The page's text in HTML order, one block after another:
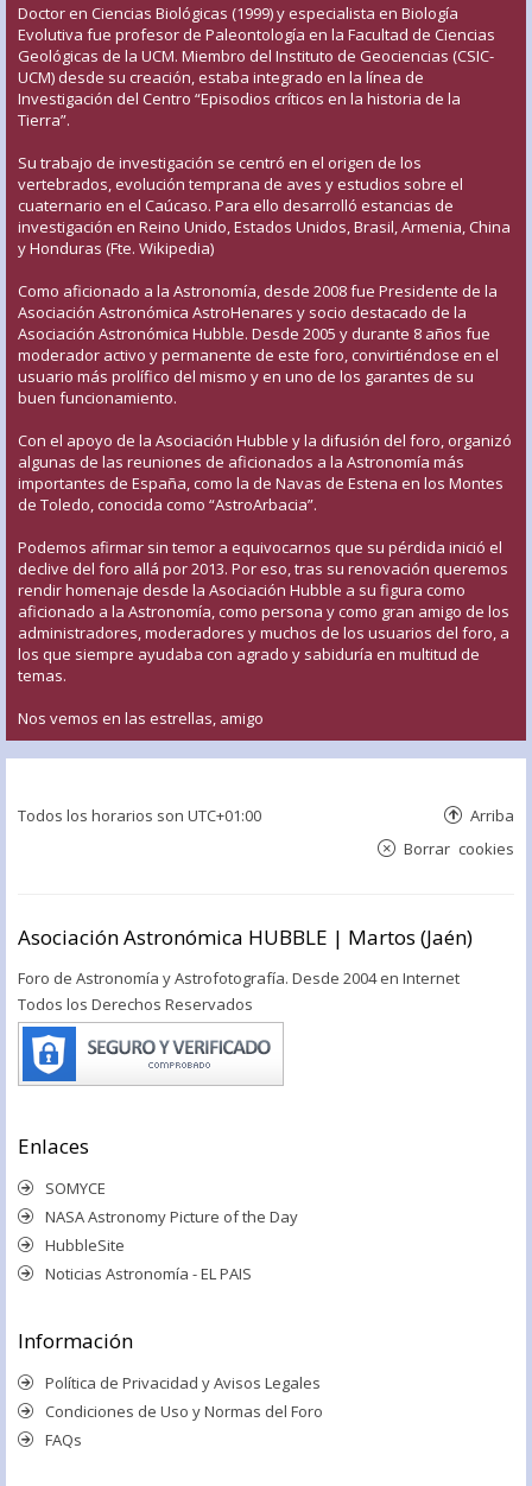
Doctor en Ciencias Biológicas (1999) y especialista en Biología
Evolutiva fue profesor de Paleontología en la Facultad de Ciencias
Geológicas de la UCM. Miembro del Instituto de Geociencias (CSIC-
UCM) desde su creación, estaba integrado en la línea de
Investigación del Centro “Episodios críticos en la historia de la
Tierra”.
Su trabajo de investigación se centró en el origen de los
vertebrados, evolución temprana de aves y estudios sobre el
cuaternario en el Caúcaso. Para ello desarrolló estancias de
investigación en Reino Unido, Estados Unidos, Brasil, Armenia, China
y Honduras (Fte. Wikipedia)
Como aficionado a la Astronomía, desde 2008 fue Presidente de la
Asociación Astronómica AstroHenares y socio destacado de la
Asociación Astronómica Hubble. Desde 2005 y durante 8 años fue
moderador activo y permanente de este foro, convirtiéndose en el
usuario más prolífico del mismo y en uno de los garantes de su
buen funcionamiento.
Con el apoyo de la Asociación Hubble y la difusión del foro, organizó
algunas de las reuniones de aficionados a la Astronomía más
importantes de España, como la de Navas de Estena en los Montes
de Toledo, conocida como “AstroArbacia”.
Podemos afirmar sin temor a equivocarnos que su pérdida inició el
declive del foro allá por 2013. Por eso, tras su renovación queremos
rendir homenaje desde la Asociación Hubble a su figura como
aficionado a la Astronomía, como persona y como gran amigo de los
administradores, moderadores y muchos de los usuarios del foro, a
los que siempre ayudaba con agrado y sabiduría en multitud de
temas.
Nos vemos en las estrellas, amigo
Todos los horarios son UTC+01:00 Arriba
Borrar cookies
Asociación Astronómica HUBBLE | Martos (Jaén)
Foro de Astronomía y Astrofotografía. Desde 2004 en Internet
Todos los Derechos Reservados
Enlaces
SOMYCE
NASA Astronomy Picture of the Day
HubbleSite
Noticias Astronomía - EL PAIS
Información
Política de Privacidad y Avisos Legales
Condiciones de Uso y Normas del Foro
FAQs